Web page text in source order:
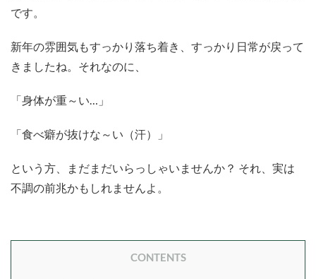
です。
新年の雰囲気もすっかり落ち着き、すっかり日常が戻って
きましたね。それなのに、
「身体が重～い…」
「食べ癖が抜けな～い（汗）」
という方、まだまだいらっしゃいませんか？ それ、実は
不調の前兆かもしれませんよ。
CONTENTS